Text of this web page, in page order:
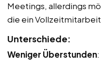
Meetings, allerdings
die ein
Unterschiede:
Weniger Überstunden